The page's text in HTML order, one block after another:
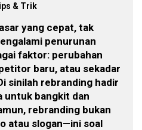
& Trik
yang cepat, tak
penurunan
faktor: perubahan
baru, atau sekadar
sinilah rebranding hadir
untuk bangkit dan
rebranding bukan
atau slogan—ini soal